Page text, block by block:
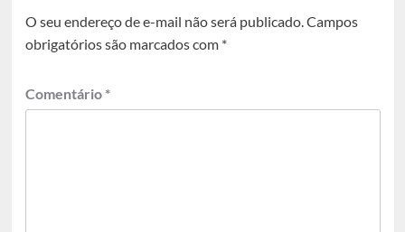
O seu endereço de e-mail não será publicado.Campos
obrigatórios são marcados com *
Comentário *